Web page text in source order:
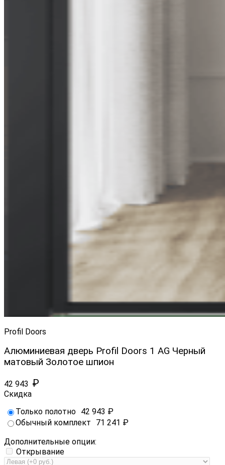
Profil Doors
Алюминиевая дверь Profil Doors 1 AG Черный
матовый Золотое шпион
42 943 ₽
Скидка
Только полотно 42 943 ₽
Обычный комплект
71 241 ₽
Дополнительные опции:
Открывание